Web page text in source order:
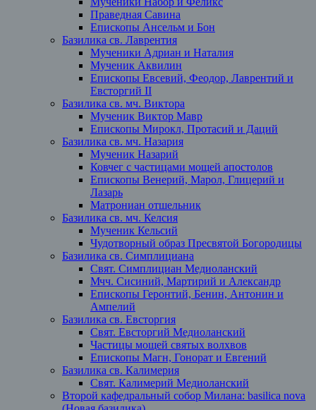
Праведная Савина
Епископы Ансельм и Бон
Базилика св. Лаврентия
Мученики Адриан и Наталия
Мученик Аквилин
Епископы Евсевий, Феодор, Лаврентий и
Евсторгий II
Базилика св. мч. Виктора
Мученик Виктор Мавр
Епископы Мирокл, Протасий и Даций
Базилика св. мч. Назария
Мученик Назарий
Ковчег с частицами мощей апостолов
Епископы Венерий, Марол, Глицерий и
Лазарь
Матрониан отшельник
Базилика св. мч. Келсия
Мученик Кельсий
Чудотворный образ Пресвятой Богородицы
Базилика св. Симплициана
Свят. Симплициан Медиоланский
Мчч. Сисиний, Мартирий и Александр
Епископы Геронтий, Бенин, Антонин и
Ампелий
Базилика св. Евсторгия
Свят. Евсторгий Медиоланский
Частицы мощей святых волхвов
Епископы Магн, Гонорат и Евгений
Базилика св. Калимерия
Свят. Калимерий Медиоланский
Второй кафедральный собор Милана: basilica nova